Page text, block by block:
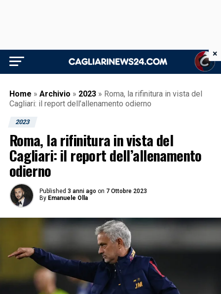
Home » Archivio » 2023 » Roma, la rifinitura in vista del
Cagliari: il report dell’allenamento odierno
2023
Roma, la rifinitura in vista del
Cagliari: il report dell’allenamento
odierno
Published 3 anni ago on 7 Ottobre 2023
By Emanuele Olla
×